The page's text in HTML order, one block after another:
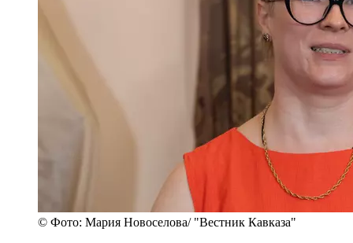
© Фото: Мария Новоселова/ "Вестник Кавказа"